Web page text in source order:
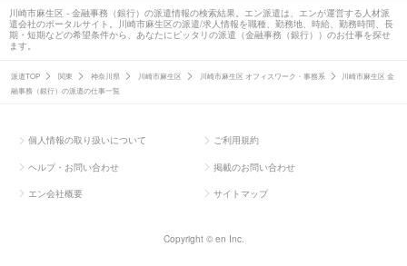
川崎市麻生区 - 金融事務（銀行）の派遣情報の検索結果。エン派遣は、エンが運営する人材派
遣会社のポータルサイト。川崎市麻生区の派遣/求人情報を職種、勤務地、時給、勤務時間、長
期・短期などの希望条件から、あなたにピッタリの派遣（金融事務（銀行））のお仕事を探せ
ます。
派遣TOP 関東 神奈川県 川崎市麻生区 川崎市麻生区 オフィスワーク・事務系
川崎市麻生区 金
融事務（銀行）の派遣の仕事一覧
個人情報の取り扱いについて ご利用規約
ヘルプ・お問い合わせ 掲載のお問い合わせ
エン会社概要 サイトマップ
Copyright © en Inc.